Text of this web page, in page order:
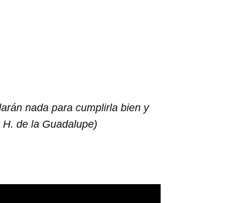
nada para cumplirla bien y
de la Guadalupe)